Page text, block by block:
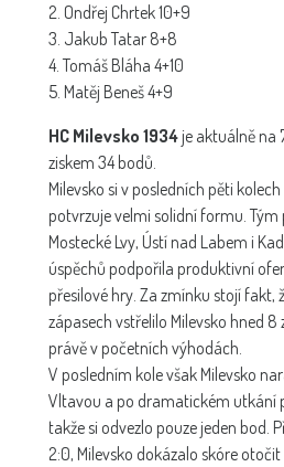
2. Ondřej Chrtek 10+9
3. Jakub Tatar 8+8
4. Tomáš Bláha 4+10
5. Matěj Beneš 4+9
HC Milevsko 1934 je aktuálně na
ziskem 34 bodů.
Milevsko si v posledních pěti
potvrzuje velmi solidní formu. Tým
Mostecké Lvy, Ústí nad Labem i
úspěchů podpořila produktivní
přesilové hry. Za zmínku stojí fakt,
zápasech vstřelilo Milevsko hned
právě v početních výhodách.
V posledním kole však Milevsko
Vltavou a po dramatickém utkání
takže si odvezlo pouze jeden bod.
2:0, Milevsko dokázalo skóre